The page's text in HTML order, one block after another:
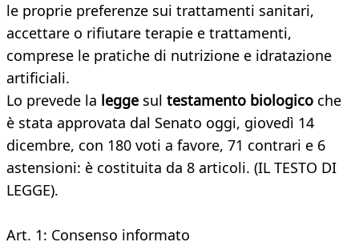
le proprie preferenze sui trattamenti sanitari,
accettare o rifiutare terapie e trattamenti,
comprese le pratiche di nutrizione e idratazione
artificiali.
Lo prevede la legge sul testamento biologico che
è stata approvata dal Senato oggi, giovedì 14
dicembre, con 180 voti a favore, 71 contrari e 6
astensioni: è costituita da 8 articoli. (IL TESTO DI
LEGGE).
Art. 1: Consenso informato